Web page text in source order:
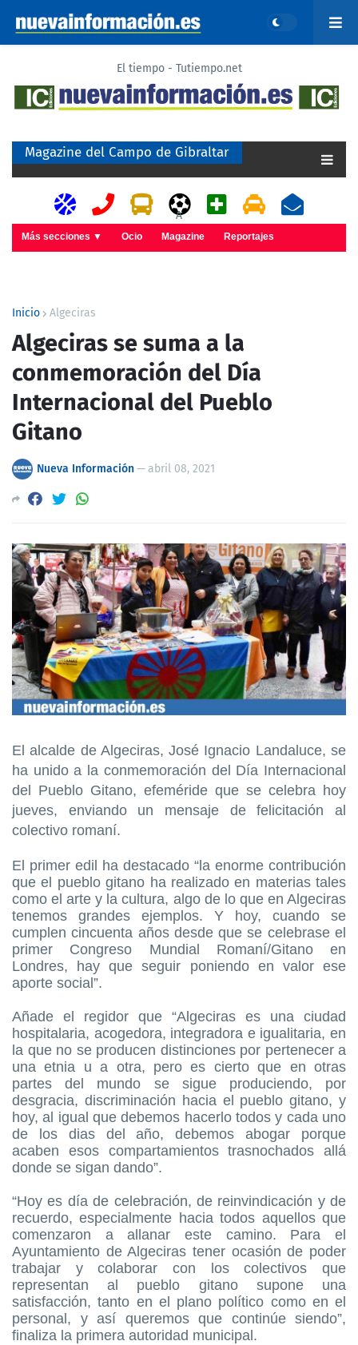
El tiempo - Tutiempo.net
Magazine del Campo de Gibraltar
A
Más secciones ▼ Ocio Magazine Reportajes
Inicio Algeciras
Algeciras se suma a la
conmemoración del Día
Internacional del Pueblo
Gitano
Nueva Información—abril 08, 2021
El alcalde de Algeciras, José Ignacio Landaluce, se
ha unido a la conmemoración del Día Internacional
del Pueblo Gitano, efeméride que se celebra hoy
jueves, enviando un mensaje de felicitación al
colectivo romaní.
El primer edil ha destacado “la enorme contribución
que el pueblo gitano ha realizado en materias tales
como el arte y la cultura, algo de lo que en Algeciras
tenemos grandes ejemplos. Y hoy, cuando se
cumplen cincuenta años desde que se celebrase el
primer Congreso Mundial Romaní/Gitano en
Londres, hay que seguir poniendo en valor ese
aporte social”.
Añade el regidor que “Algeciras es una ciudad
hospitalaria, acogedora, integradora e igualitaria, en
la que no se producen distinciones por pertenecer a
una etnia u a otra, pero es cierto que en otras
partes del mundo se sigue produciendo, por
desgracia, discriminación hacia el pueblo gitano, y
hoy, al igual que debemos hacerlo todos y cada uno
de los dias del año, debemos abogar porque
acaben esos compartamientos trasnochados allá
donde se sigan dando”.
“Hoy es día de celebración, de reinvindicación y de
recuerdo, especialmente hacia todos aquellos que
comenzaron a allanar este camino. Para el
Ayuntamiento de Algeciras tener ocasión de poder
trabajar y colaborar con los colectivos que
representan al pueblo gitano supone una
satisfacción, tanto en el plano político como en el
personal, y así queremos que continúe siendo”,
finaliza la primera autoridad municipal.